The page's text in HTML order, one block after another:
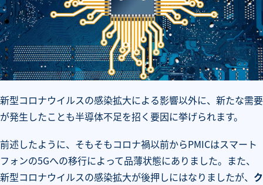
新型コロナウイルスの感染拡大による影響以外に、新たな需要
が発生したことも半導体不足を招く要因に挙げられます。
前述したように、そもそもコロナ禍以前からPMICはスマート
フォンの5Gへの移行によって品薄状態にありました。また、
新型コロナウイルスの感染拡大が後押しにはなりましたが、 ク